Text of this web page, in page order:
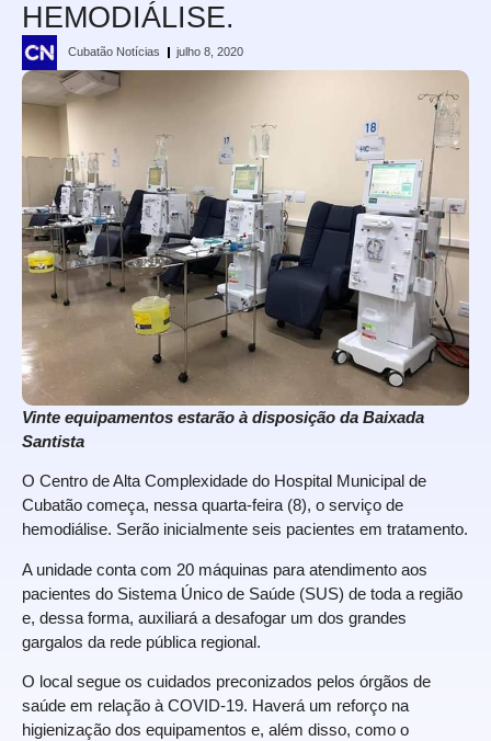
HEMODIÁLISE.
Cubatão Notícias julho 8, 2020
Vinte equipamentos estarão à disposição da Baixada
Santista
O Centro de Alta Complexidade do Hospital Municipal de
Cubatão começa, nessa quarta-feira (8), o serviço de
hemodiálise. Serão inicialmente seis pacientes em tratamento.
A unidade conta com 20 máquinas para atendimento aos
pacientes do Sistema Único de Saúde (SUS) de toda a região
e, dessa forma, auxiliará a desafogar um dos grandes
gargalos da rede pública regional.
O local segue os cuidados preconizados pelos órgãos de
saúde em relação à COVID-19. Haverá um reforço na
higienização dos equipamentos e, além disso, como o